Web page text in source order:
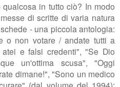
in tutto ciò? In modo
di scritte di varia natura
- una piccola antologia:
o non votare / andate tutti a
e falsi credenti", "Se Dio
un'ottima scusa", "Oggi
dimane!", "Sono un medico